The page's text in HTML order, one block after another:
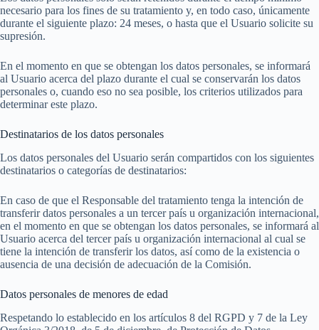
necesario para los fines de su tratamiento y, en todo caso, únicamente
durante el siguiente plazo: 24 meses, o hasta que el Usuario solicite su
supresión.
En el momento en que se obtengan los datos personales, se informará
al Usuario acerca del plazo durante el cual se conservarán los datos
personales o, cuando eso no sea posible, los criterios utilizados para
determinar este plazo.
Destinatarios de los datos personales
Los datos personales del Usuario serán compartidos con los siguientes
destinatarios o categorías de destinatarios:
En caso de que el Responsable del tratamiento tenga la intención de
transferir datos personales a un tercer país u organización internacional,
en el momento en que se obtengan los datos personales, se informará al
Usuario acerca del tercer país u organización internacional al cual se
tiene la intención de transferir los datos, así como de la existencia o
ausencia de una decisión de adecuación de la Comisión.
Datos personales de menores de edad
Respetando lo establecido en los artículos 8 del RGPD y 7 de la Ley